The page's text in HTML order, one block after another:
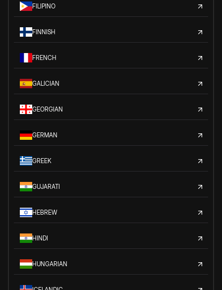
FILIPINO
FINNISH
FRENCH
GALICIAN
GEORGIAN
GERMAN
GREEK
GUJARATI
HEBREW
HINDI
HUNGARIAN